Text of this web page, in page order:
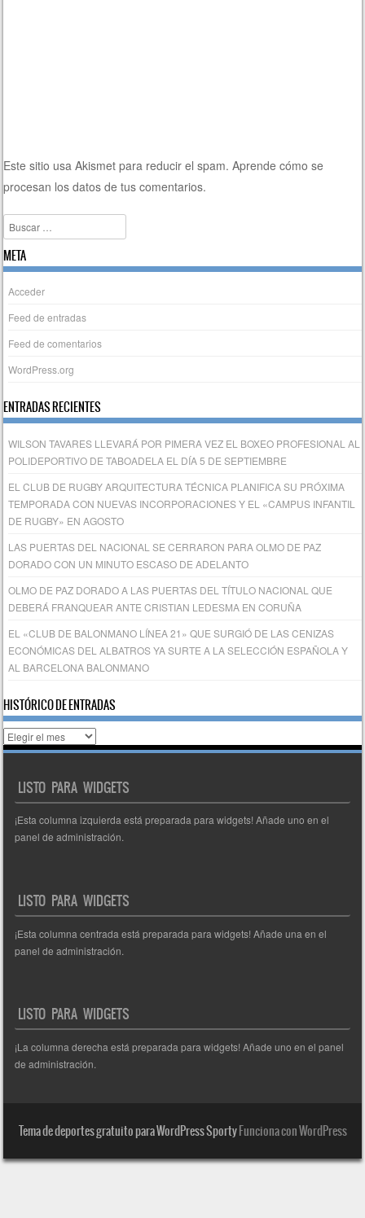
Este sitio usa Akismet para reducir el spam.Aprende cómo se
procesan los datos de tus comentarios.
Buscar
META
Acceder
Feed de entradas
Feed de comentarios
WordPress.org
ENTRADAS RECIENTES
WILSON TAVARES LLEVARÁ POR PIMERA VEZ EL BOXEO PROFESIONAL AL
POLIDEPORTIVO DE TABOADELA EL DÍA 5 DE SEPTIEMBRE
EL CLUB DE RUGBY ARQUITECTURA TÉCNICA PLANIFICA SU PRÓXIMA
TEMPORADA CON NUEVAS INCORPORACIONES Y EL «CAMPUS INFANTIL
DE RUGBY» EN AGOSTO
LAS PUERTAS DEL NACIONAL SE CERRARON PARA OLMO DE PAZ
DORADO CON UN MINUTO ESCASO DE ADELANTO
OLMO DE PAZ DORADO A LAS PUERTAS DEL TÍTULO NACIONAL QUE
DEBERÁ FRANQUEAR ANTE CRISTIAN LEDESMA EN CORUÑA
EL «CLUB DE BALONMANO LÍNEA 21» QUE SURGIÓ DE LAS CENIZAS
ECONÓMICAS DEL ALBATROS YA SURTE A LA SELECCIÓN ESPAÑOLA Y
AL BARCELONA BALONMANO
HISTÓRICO DE ENTRADAS
Histórico
de
LISTO PARA WIDGETS
¡Esta columna izquierda está preparada para widgets! Añade uno en el
panel de administración.
LISTO PARA WIDGETS
¡Esta columna centrada está preparada para widgets! Añade una en el
panel de administración.
LISTO PARA WIDGETS
¡La columna derecha está preparada para widgets! Añade uno en el panel
de administración.
Tema de deportes gratuito para WordPress SportyFunciona con WordPress